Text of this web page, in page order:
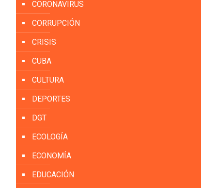
CORONAVIRUS
CORRUPCIÓN
CRISIS
CUBA
CULTURA
DEPORTES
DGT
ECOLOGÍA
ECONOMÍA
EDUCACIÓN